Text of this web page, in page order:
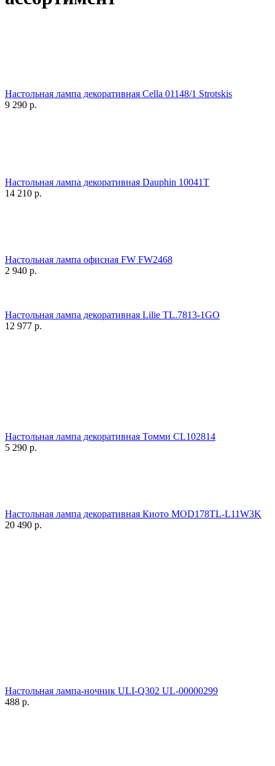
Настольная лампа декоративная Cella 01148/1 Strotskis
9 290 р.
Настольная лампа декоративная Dauphin 10041T
14 210 р.
Настольная лампа офисная FW FW2468
2 940 р.
Настольная лампа декоративная Lilie TL.7813-1GO
12 977 р.
Настольная лампа декоративная Томми CL102814
5 290 р.
Настольная лампа декоративная Киото MOD178TL-L11W3K
20 490 р.
Настольная лампа-ночник ULI-Q302 UL-00000299
488 р.